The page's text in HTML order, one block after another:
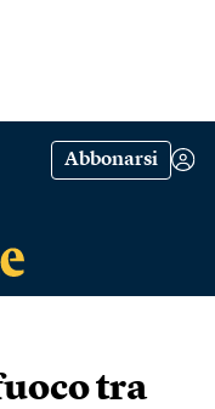
Abbonarsi
tra